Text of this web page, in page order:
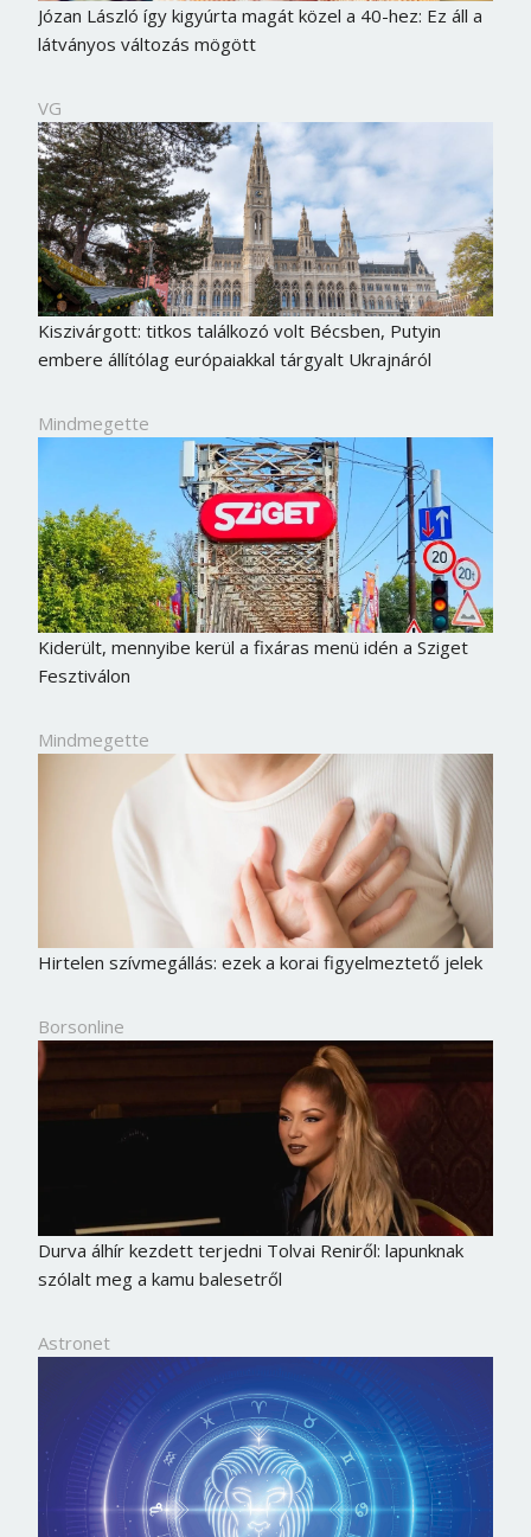
Józan László így kigyúrta magát közel a 40-hez: Ez áll a
látványos változás mögött
VG
Kiszivárgott: titkos találkozó volt Bécsben, Putyin
embere állítólag európaiakkal tárgyalt Ukrajnáról
Mindmegette
Kiderült, mennyibe kerül a fixáras menü idén a Sziget
Fesztiválon
Mindmegette
Hirtelen szívmegállás: ezek a korai figyelmeztető jelek
Borsonline
Durva álhír kezdett terjedni Tolvai Reniről: lapunknak
szólalt meg a kamu balesetről
Astronet
Borsonline bejelentkezés
E-mail cím vagy felhasználónév